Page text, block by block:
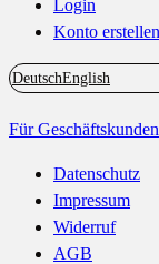
Login
Konto erstellen
DeutschEnglish
Für Geschäftskunden
Datenschutz
Impressum
Widerruf
AGB